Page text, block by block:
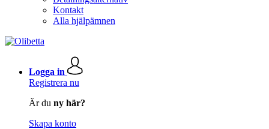
Kontakt
Alla hjälpämnen
Logga in
Registrera nu
Är du ny här?
Skapa konto